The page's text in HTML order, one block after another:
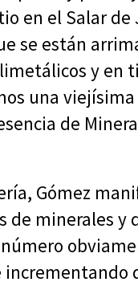
en el Salar de
se están
y en
una
de
Gómez
de minerales y